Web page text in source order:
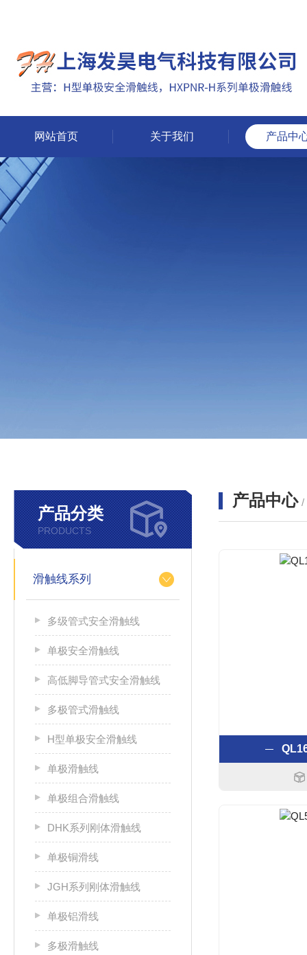
网站首页 关于我们 产品中
产品分类
PRODUCTS
滑触线系列
多级管式安全滑触线
单极安全滑触线
高低脚导管式安全滑触线
多极管式滑触线
H型单极安全滑触线
单极滑触线
单极组合滑触线
DHK系列刚体滑触线
单极铜滑线
JGH系列刚体滑触线
单极铝滑线
多极滑触线
产品中心 /